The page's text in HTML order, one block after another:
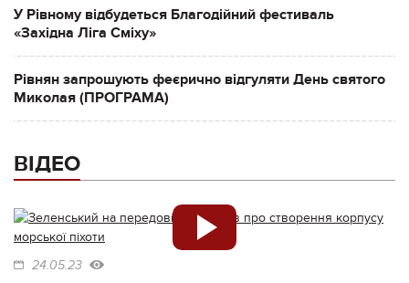
У Рівному відбудеться Благодійний фестиваль
«Західна Ліга Сміху»
Рівнян запрошують феєрично відгуляти День святого
Миколая (ПРОГРАМА)
ВІДЕО
24.05.23